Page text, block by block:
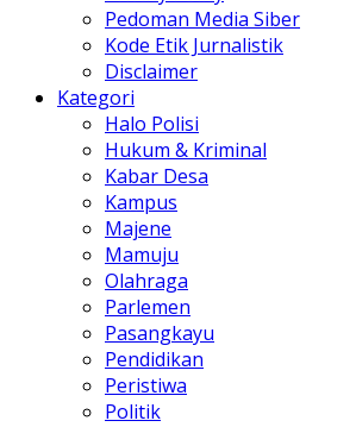
Pedoman Media Siber
Kode Etik Jurnalistik
Disclaimer
Kategori
Halo Polisi
Hukum & Kriminal
Kabar Desa
Kampus
Majene
Mamuju
Olahraga
Parlemen
Pasangkayu
Pendidikan
Peristiwa
Politik